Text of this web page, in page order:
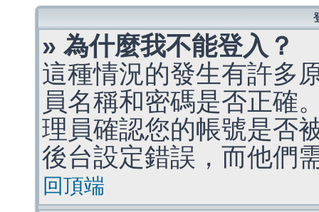
» 為什麼我不能登入？
這種情況的發生有許多
員名稱和密碼是否正確
理員確認您的帳號是否
後台設定錯誤，而他們
回頂端